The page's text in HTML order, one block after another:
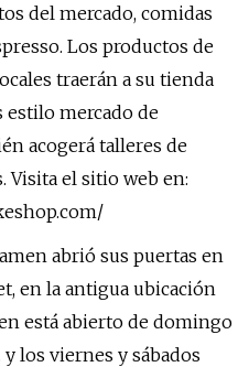
del mercado, comidas
Los productos de
traerán a su tienda
estilo mercado de
acogerá talleres de
Visita el sitio web en:
abrió sus puertas en
en la antigua ubicación
está abierto de domingo
y los viernes y sábados